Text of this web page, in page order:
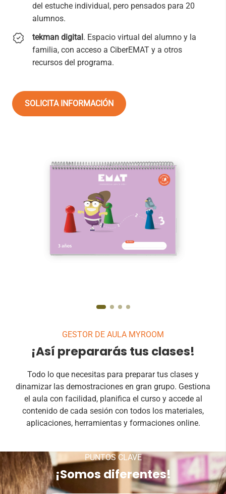
del estuche individual, pero pensados para 20
alumnos.
tekman digital. Espacio virtual del alumno y la
familia, con acceso a CiberEMAT y a otros
recursos del programa.
SOLICITA INFORMACIÓN
GESTOR DE AULA MYROOM
¡Así prepararás tus clases!
Todo lo que necesitas para preparar tus clases y
dinamizar las demostraciones en gran grupo. Gestiona
el aula con facilidad, planifica el curso y accede al
contenido de cada sesión con todos los materiales,
aplicaciones, herramientas y formaciones online.
PUNTOS CLAVE
¡Somos diferentes!